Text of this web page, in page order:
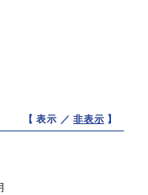
【 表示 ／非表示 】